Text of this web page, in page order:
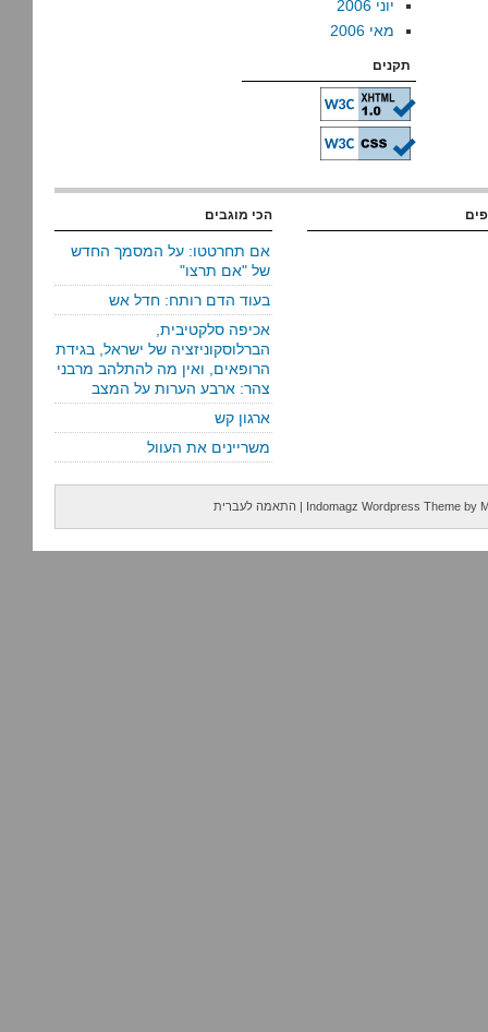
יוני 2006
מאי 2006
תקנים
הכי מוגבים
אם תחרטטו: על המסמך החדש
של "אם תרצו"
בעוד הדם רותח: חדל אש
אכיפה סלקטיבית,
הברלוסקוניזציה של ישראל, בגידת
הרופאים, ואין מה להתלהב מרבני
צהר: ארבע הערות על המצב
ארגון קש
משריינים את העוול
Indomagz Wordpress Theme by
| התאמה לעברית